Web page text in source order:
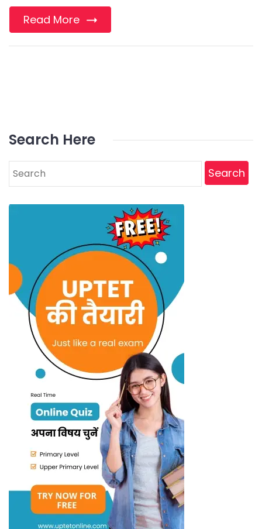
Read More
Search Here
Search
for: